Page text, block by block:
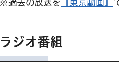
※過去の放送を 『東京動画』
ラジオ番組